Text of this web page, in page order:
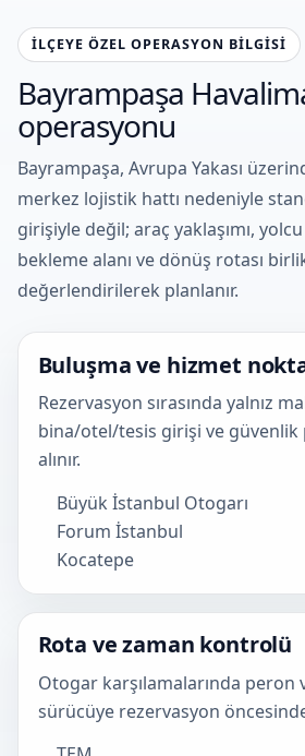
İLÇEYE ÖZEL OPERASYON BILGISI
Bayrampaşa
operasyonu
Bayrampaşa, Avrupa Yakası
merkez lojistik hattı nedeniyle
girişiyle değil; araç yaklaşımı,
bekleme alanı ve dönüş rotası
değerlendirilerek planlanır.
Buluşma ve hizmet
Rezervasyon sırasında yalnız
bina/otel/tesis girişi ve
alınır.
Büyük İstanbul Otogarı
Forum İstanbul
Kocatepe
Rota ve zaman kontrolü
Otogar karşılamalarında peron
sürücüye rezervasyon